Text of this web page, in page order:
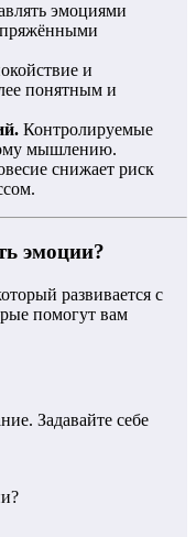
эмоциями
и
понятным и
Контролируемые
мышлению.
снижает риск
эмоции?
развивается с
помогут вам
Задавайте себе